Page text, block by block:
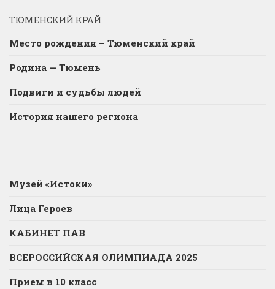
ТЮМЕНСКИЙ КРАЙ
Место рождения – Тюменский край
Родина — Тюмень
Подвиги и судьбы людей
История нашего региона
Музей «Истоки»
Лица Героев
КАБИНЕТ ПАВ
ВСЕРОССИЙСКАЯ ОЛИМПИАДА 2025
Прием в 10 класс